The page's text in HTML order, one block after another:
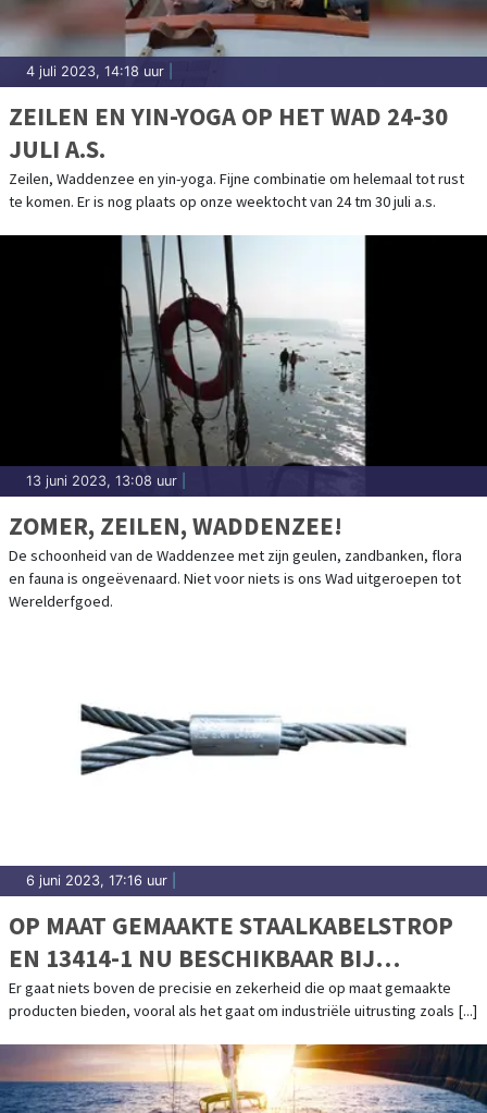
4 juli 2023, 14:18 uur
ZEILEN EN YIN-YOGA OP HET WAD 24-30
JULI A.S.
Zeilen, Waddenzee en yin-yoga. Fijne combinatie om helemaal tot rust
te komen. Er is nog plaats op onze weektocht van 24 tm 30 juli a.s.
13 juni 2023, 13:08 uur
ZOMER, ZEILEN, WADDENZEE!
De schoonheid van de Waddenzee met zijn geulen, zandbanken, flora
en fauna is ongeëvenaard. Niet voor niets is ons Wad uitgeroepen tot
Werelderfgoed.
6 juni 2023, 17:16 uur
OP MAAT GEMAAKTE STAALKABELSTROP
EN 13414-1 NU BESCHIKBAAR BIJ
STAALKABELSTUNTER
Er gaat niets boven de precisie en zekerheid die op maat gemaakte
producten bieden, vooral als het gaat om industriële uitrusting zoals [...]